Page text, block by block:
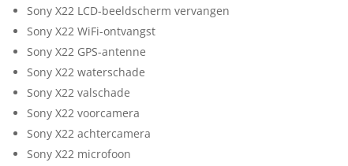
Sony X22 LCD-beeldscherm vervangen
Sony X22 WiFi-ontvangst
Sony X22 GPS-antenne
Sony X22 waterschade
Sony X22 valschade
Sony X22 voorcamera
Sony X22 achtercamera
Sony X22 microfoon